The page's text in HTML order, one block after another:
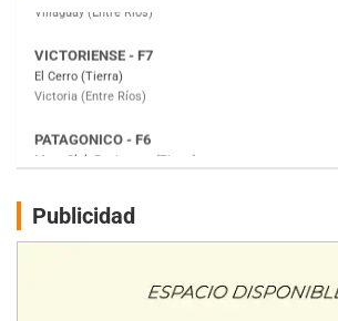
Moto Club Reginense (Tierra)
Gral. E. Godoy (Río Negro)
Juventud Unida (Tierra)
Humboldt (Santa Fe)
Ciudad de Avellaneda (Asfalto)
Avellaneda (Santa Fe)
SUR SANTAFESINO - F4
Publicidad